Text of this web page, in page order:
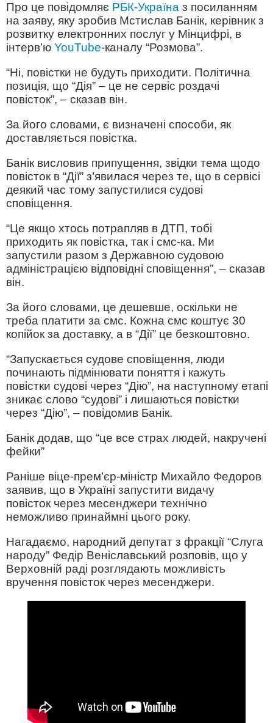
Про це повідомляє РБК-Україна з посиланням
на заяву, яку зробив Мстислав Банік, керівник з
розвитку електронних послуг у Мінцифрі, в
інтерв’ю YouTube-каналу “Розмова”.
“Ні, повістки не будуть приходити. Політична
позиція, що “Дія” – це не сервіс роздачі
повісток”, – сказав він.
За його словами, є визначені способи, як
доставляється повістка.
Банік висловив припущення, звідки тема щодо
повісток в “Дії” з’явилася через те, що в сервісі
деякий час тому запустилися судові
сповіщення.
“Це якщо хтось потрапляв в ДТП, тобі
приходить як повістка, так і смс-ка. Ми
запустили разом з Державною судовою
адміністрацією відповідні сповіщення”, – сказав
він.
За його словами, це дешевше, оскільки не
треба платити за смс. Кожна смс коштує 30
копійок за доставку, а в “Дії” це безкоштовно.
“Запускається судове сповіщення, люди
починають підмінювати поняття і кажуть
повістки судові через “Дію”, на наступному етапі
зникає слово “судові” і лишаються повістки
через “Дію”, – повідомив Банік.
Банік додав, що “це все страх людей, накручені
фейки”
Раніше віце-прем’єр-міністр Михайло Федоров
заявив, що в Україні запустити видачу
повісток через месенджери технічно
неможливо принаймні цього року.
Нагадаємо, народний депутат з фракції “Слуга
народу” Федір Веніславський розповів, що у
Верховній раді розглядають можливість
вручення повісток через месенджери.